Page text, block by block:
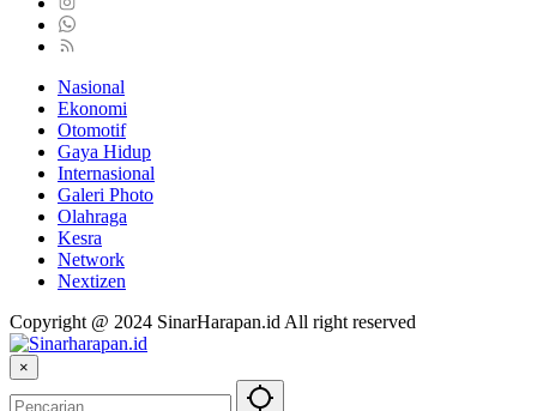
Nasional
Ekonomi
Otomotif
Gaya Hidup
Internasional
Galeri Photo
Olahraga
Kesra
Network
Nextizen
Copyright @ 2024 SinarHarapan.id All right reserved
×